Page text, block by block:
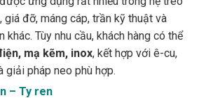
giá đỡ, máng cáp, trần kỹ thuật và
Tùy nhu cầu, khách hàng có thể
mạ kẽm, inox, kết hợp với ê-cu,
giải pháp neo phù hợp.
– Ty ren